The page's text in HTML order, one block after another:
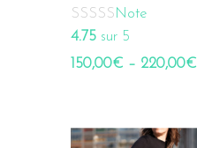
Note
4.75sur 5
150,00€ – 220,00€